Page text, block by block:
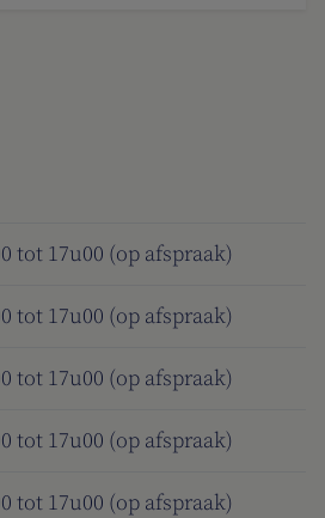
tot 17u00 (op afspraak)
tot 17u00 (op afspraak)
tot 17u00 (op afspraak)
tot 17u00 (op afspraak)
tot 17u00 (op afspraak)